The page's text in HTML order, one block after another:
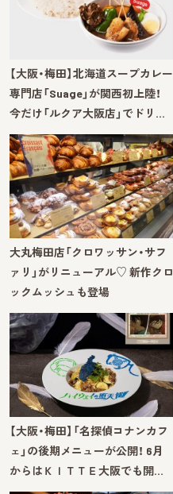
【大阪・梅田】北海道スープカレー
専門店「Suage」が関西初上陸！
今だけ「ルクア大阪店」でドリ…
大丸梅田店「クロワッサン・サフ
ァリ」がリニューアル♡ 新作クロ
ックムッシュも登場
【大阪・梅田】「名探偵コナンカフ
ェ」の後期メニューが公開！ 6月
からはＫＩＴＴＥ大阪でも開…